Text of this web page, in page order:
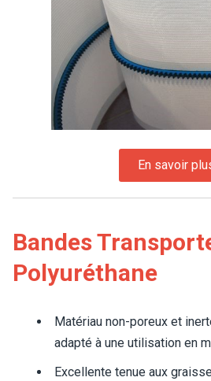
Bandes
Polyuréthane
Matériau non-poreux et
adapté à une utilisation en
Excellente tenue aux